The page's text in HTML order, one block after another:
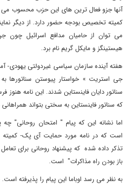
آنها جزو فعال ترین های این حزب محسوب می
کمیته تخصیص بودجه حضور دارد. از دیگر
می توان از حامیان مدافع اسرائیل چون
هیستینگز و مایکل گریم نام برد.
هفته آینده سازمان سیاسی غیردولتی یهودی-
جی استریت » خواستار پیوستن سناتورها به
سناتور دایان فاینستاین شدند. این نامه
که سناتور فاینستاین به سختی بتواند همراهانی
اما نشانه این که پیام " امتحان روحانی" چه
است که در نامه مورد حمایت آی پک- کمیته
تذکر داده شده که پیشنهاد روحانی برای
باز بودن راه مذاکرات" است.
به نظر می رسد اوباما این پیام را پذیرفته